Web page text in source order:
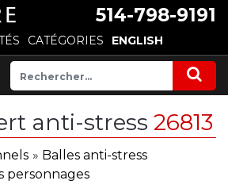
514-798-9191
CATÉGORIES ENGLISH
anti-stress 26813
» Balles anti-stress
personnages